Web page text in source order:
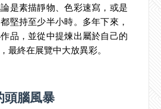
是素描靜物、色彩速寫，或是
堅持至少半小時。多年下來，
品，並從中提煉出屬於自己的
最終在展覽中大放異彩。
頭腦風暴